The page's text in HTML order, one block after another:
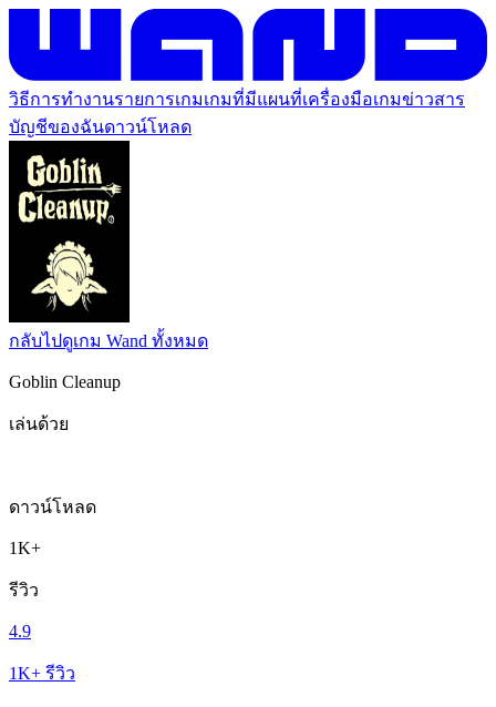
วิธีการทำงานรายการเกมเกมที่มีแผนที่เครื่องมือเกมข่าวสาร
บัญชีของฉันดาวน์โหลด
กลับไปดูเกม Wand ทั้งหมด
Goblin Cleanup
เล่นด้วย
ดาวน์โหลด
1K+
รีวิว
4.9
1K+ รีวิว